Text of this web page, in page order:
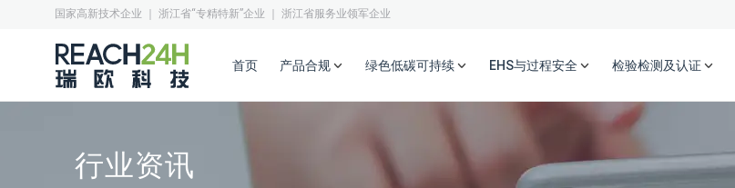
国家高新技术企业 ｜ 浙江省“专精特新”企业 ｜ 浙江省服务业领军企业
首页 产品合规 绿色低碳可持续 EHS与过程安全 检验检测及认证
行业资讯